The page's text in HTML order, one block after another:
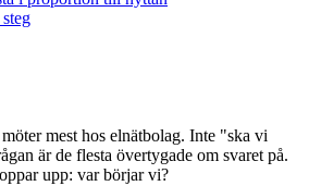
mest hos elnätbolag. Inte "ska vi
är de flesta övertygade om svaret på.
upp: var börjar vi?